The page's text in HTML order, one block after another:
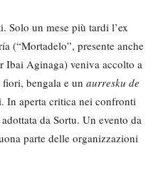
Solo un mese più tardi l’ex
(“Mortadelo”, presente anche
Ibai Aginaga) veniva accolto a
bengala e un aurresku de
In aperta critica nei confronti
da Sortu. Un evento da
parte delle organizzazioni